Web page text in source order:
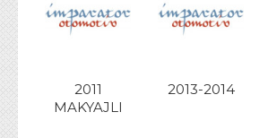
2011
MAKYAJLI
2013-2014